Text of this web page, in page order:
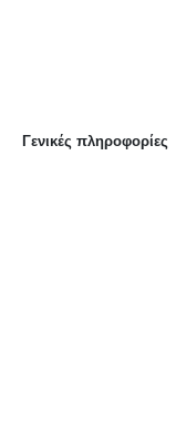
Γενικές πληροφορίες